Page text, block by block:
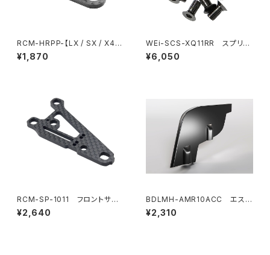
RCM-HRPP-【LX / SX / X4X
/ BD11X / Mi8X】 Horizonta
l リアポストボディマウント Pro
¥1,870
WEi-SCS-XQ11RR スプリン
グスチールシャーシ用ビスセット
XQ11RR用
¥6,050
RCM-SP-1011 フロントサス
ペンションアーム
¥2,640
BDLMH-AMR10ACC エステ
ティックウィングフィン（２個入
り）AMR10 LMHボディ用
¥2,310